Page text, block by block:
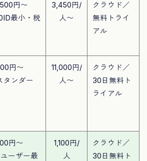
円〜
最小・税
3,450円/
人〜
クラウド／
無料トライ
アル
円〜
タンダー
11,000円/
人〜
クラウド／
30日無料ト
ライアル
円〜
ユーザー最
1,100円/
人
クラウド／
30日無料ト